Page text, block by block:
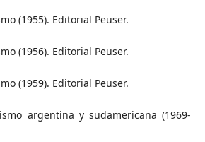
(1955). Editorial Peuser.
(1956). Editorial Peuser.
(1959). Editorial Peuser.
argentina y sudamericana (1969-